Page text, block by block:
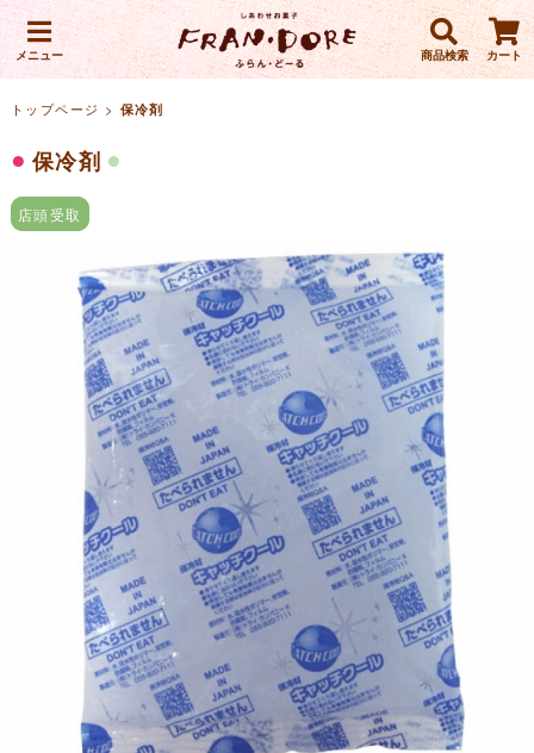
メニュー 商品検索 カート
トップページ > 保冷剤
保冷剤
店頭受取